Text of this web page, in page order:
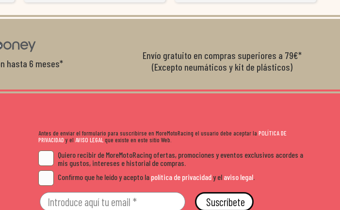
el cliente y que disfrutan lo que hacen. Si te gusta la
sitio. Calidad, rapidez y buen rollo. ??️
años que llevan montando en moto. Muy recomendable.
hasta 6 meses*
Envío gratuito en compras superiores a 79€*
(Excepto neumáticos y kit de plásticos)
Antes de enviar el formulario para suscribirse en MoreMotoRacing el usuario debe aceptar la POLÍTICA DE
PRIVACIDADy el AVISO LEGALque existe en este sitio Web.
Quiero recibir de MoreMotoRacing ofertas, promociones y eventos exclusivos acordes a
mis gustos, intereses e historial de compras.
Confirmo que he leído y acepto la política de privacidady el aviso legal.
Suscríbete